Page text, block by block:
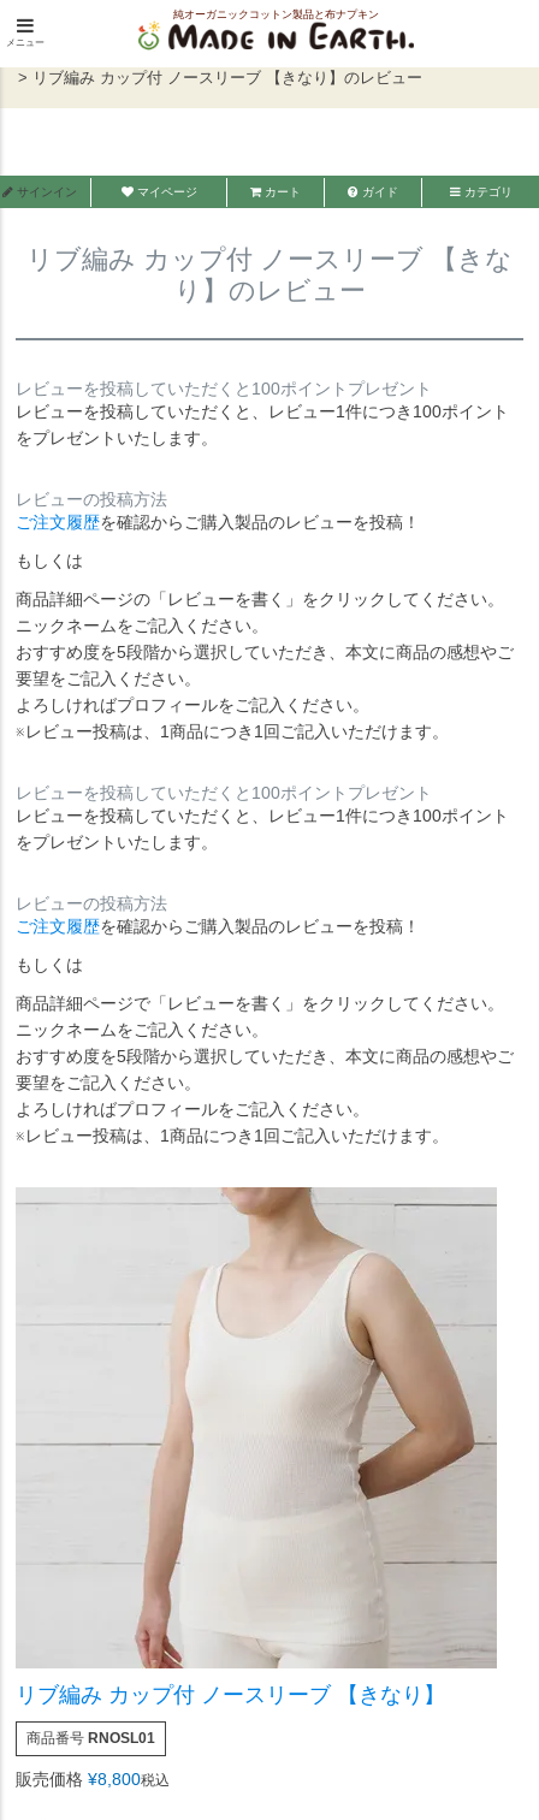
純オーガニックコットン製品と布ナプキン
メイド・イン・アース
メニュー
HOME インナー・パジャマウェア
インナー
トップス・肌着・腹まき
リブ編み カップ付 ノースリーブ 【きなり】のレビュー
サインイン マイページ カート ガイド カテゴリ
リブ編み カップ付 ノースリーブ 【きな
り】のレビュー
レビューを投稿していただくと100ポイントプレゼント
レビューを投稿していただくと、レビュー1件につき100ポイント
をプレゼントいたします。
レビューの投稿方法
ご注文履歴を確認からご購入製品のレビューを投稿！
もしくは
商品詳細ページの「レビューを書く」をクリックしてください。
ニックネームをご記入ください。
おすすめ度を5段階から選択していただき、本文に商品の感想やご
要望をご記入ください。
よろしければプロフィールをご記入ください。
※レビュー投稿は、1商品につき1回ご記入いただけます。
レビューを投稿していただくと100ポイントプレゼント
レビューを投稿していただくと、レビュー1件につき100ポイント
をプレゼントいたします。
レビューの投稿方法
ご注文履歴を確認からご購入製品のレビューを投稿！
もしくは
商品詳細ページで「レビューを書く」をクリックしてください。
ニックネームをご記入ください。
おすすめ度を5段階から選択していただき、本文に商品の感想やご
要望をご記入ください。
よろしければプロフィールをご記入ください。
※レビュー投稿は、1商品につき1回ご記入いただけます。
リブ編み カップ付 ノースリーブ 【きなり】
商品番号 RNOSL01
販売価格 ¥8,800税込